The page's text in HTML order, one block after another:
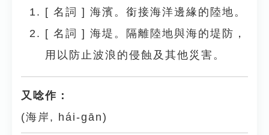
[ 名詞 ] 海濱。銜接海洋邊緣的陸地。
[ 名詞 ] 海堤。隔離陸地與海的堤防，
用以防止波浪的侵蝕及其他災害。
又唸作：
(海岸, hái-gān)